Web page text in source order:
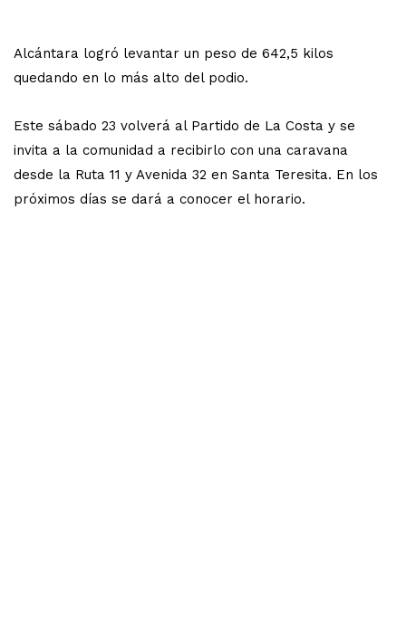
Alcántara logró levantar un peso de 642,5 kilos
quedando en lo más alto del podio.
Este sábado 23 volverá al Partido de La Costa y se
invita a la comunidad a recibirlo con una caravana
desde la Ruta 11 y Avenida 32 en Santa Teresita. En los
próximos días se dará a conocer el horario.